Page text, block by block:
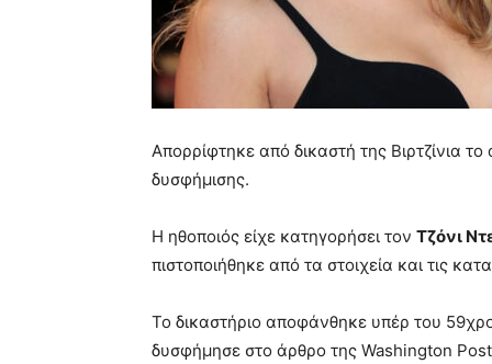
Απορρίφτηκε από δικαστή της Βιρτζίνια
δυσφήμισης.
Η ηθοποιός είχε κατηγορήσει τον Τζόνι
πιστοποιήθηκε από τα στοιχεία και τις
Το δικαστήριο αποφάνθηκε υπέρ του
δυσφήμησε στο άρθρο της Washington